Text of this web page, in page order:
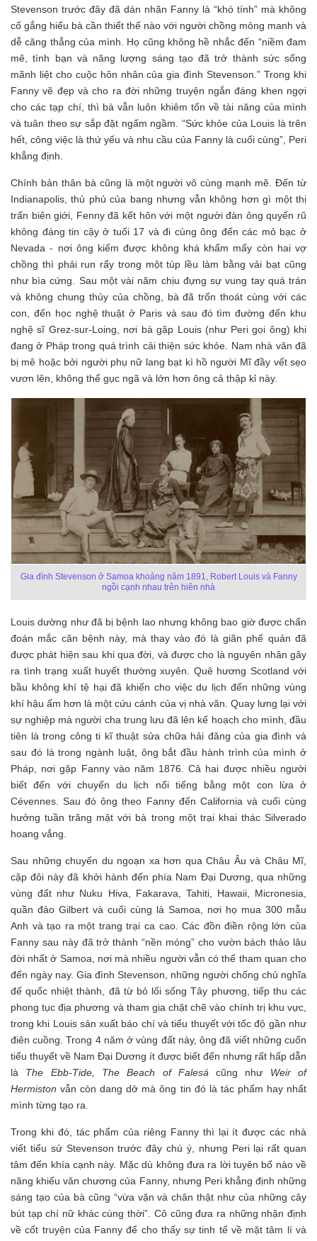
Stevenson trước đây đã dán nhãn Fanny là “khó tính” mà không
cố gắng hiểu bà cần thiết thế nào với người chồng mỏng manh và
dễ căng thẳng của mình. Họ cũng không hề nhắc đến “niềm đam
mê, tình bạn và năng lượng sáng tạo đã trở thành sức sống
mãnh liệt cho cuộc hôn nhân của gia đình Stevenson.” Trong khi
Fanny vẽ đẹp và cho ra đời những truyện ngắn đáng khen ngợi
cho các tạp chí, thì bà vẫn luôn khiêm tốn về tài năng của mình
và tuân theo sự sắp đặt ngấm ngầm. “Sức khỏe của Louis là trên
hết, công việc là thứ yếu và nhu cầu của Fanny là cuối cùng”, Peri
khẳng định.
Chính bản thân bà cũng là một người vô cùng mạnh mẽ. Đến từ
Indianapolis, thủ phủ của bang nhưng vẫn không hơn gì một thị
trấn biên giới, Fenny đã kết hôn với một người đàn ông quyến rũ
không đáng tin cậy ở tuổi 17 và đi cùng ông đến các mỏ bạc ở
Nevada - nơi ông kiếm được không khá khẩm mấy còn hai vợ
chồng thì phải run rẩy trong một túp lều làm bằng vải bạt cũng
như bìa cứng. Sau một vài năm chịu đựng sự vung tay quá trán
và không chung thủy của chồng, bà đã trốn thoát cùng với các
con, đến học nghệ thuật ở Paris và sau đó tìm đường đến khu
nghệ sĩ Grez-sur-Loing, nơi bà gặp Louis (như Peri gọi ông) khi
đang ở Pháp trong quá trình cải thiện sức khỏe. Nam nhà văn đã
bị mê hoặc bởi người phụ nữ lang bạt kì hồ người Mĩ đầy vết sẹo
vươn lên, không thể gục ngã và lớn hơn ông cả thập kỉ này.
Gia đình Stevenson ở Samoa khoảng năm 1891, Robert Louis và Fanny
ngồi cạnh nhau trên hiên nhà
Louis dường như đã bị bệnh lao nhưng không bao giờ được chẩn
đoán mắc căn bệnh này, mà thay vào đó là giãn phế quản đã
được phát hiện sau khi qua đời, và được cho là nguyên nhân gây
ra tình trạng xuất huyết thường xuyên. Quê hương Scotland với
bầu không khí tệ hại đã khiến cho việc du lịch đến những vùng
khí hậu ấm hơn là một cứu cánh của vị nhà văn. Quay lưng lại với
sự nghiệp mà người cha trung lưu đã lên kế hoạch cho mình, đầu
tiên là trong công ti kĩ thuật sửa chữa hải đăng của gia đình và
sau đó là trong ngành luật, ông bắt đầu hành trình của mình ở
Pháp, nơi gặp Fanny vào năm 1876. Cả hai được nhiều người
biết đến với chuyến du lịch nổi tiếng bằng một con lừa ở
Cévennes. Sau đó ông theo Fanny đến California và cuối cùng
hưởng tuần trăng mật với bà trong một trại khai thác Silverado
hoang vắng.
Sau những chuyến du ngoạn xa hơn qua Châu Âu và Châu Mĩ,
cặp đôi này đã khởi hành đến phía Nam Đại Dương, qua những
vùng đất như Nuku Hiva, Fakarava, Tahiti, Hawaii, Micronesia,
quần đảo Gilbert và cuối cùng là Samoa, nơi họ mua 300 mẫu
Anh và tạo ra một trang trại ca cao. Các đồn điền rộng lớn của
Fanny sau này đã trở thành “nền móng” cho vườn bách thảo lâu
đời nhất ở Samoa, nơi mà nhiều người vẫn có thể tham quan cho
đến ngày nay. Gia đình Stevenson, những người chống chủ nghĩa
đế quốc nhiệt thành, đã từ bỏ lối sống Tây phương, tiếp thu các
phong tục địa phương và tham gia chặt chẽ vào chính trị khu vực,
trong khi Louis sản xuất báo chí và tiểu thuyết với tốc độ gần như
điên cuồng. Trong 4 năm ở vùng đất này, ông đã viết những cuốn
tiểu thuyết về Nam Đại Dương ít được biết đến nhưng rất hấp dẫn
là The Ebb-Tide, The Beach of Falesá cũng như Weir of
Hermiston vẫn còn dang dở mà ông tin đó là tác phẩm hay nhất
mình từng tạo ra.
Trong khi đó, tác phẩm của riêng Fanny thì lại ít được các nhà
viết tiểu sử Stevenson trước đây chú ý, nhưng Peri lại rất quan
tâm đến khía cạnh này. Mặc dù không đưa ra lời tuyên bố nào về
năng khiếu văn chương của Fanny, nhưng Peri khẳng định những
sáng tạo của bà cũng “vừa vặn và chân thật như của những cây
bút tạp chí nữ khác cùng thời”. Cô cũng đưa ra những nhận định
về cốt truyện của Fanny để cho thấy sự tinh tế về mặt tâm lí và